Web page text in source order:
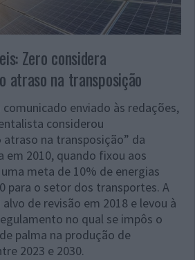
Zero considera
atraso na transposição
enviado às redações,
considerou
atraso na transposição” da
2010, quando fixou aos
meta de 10% de energias
para o setor dos transportes. A
de revisão em 2018 e levou à
no qual se impôs o
palma na produção de
2023 e 2030.